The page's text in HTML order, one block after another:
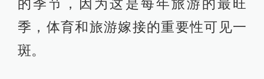
的季节，因为这是每年旅游的最旺
季，体育和旅游嫁接的重要性可见一
斑。